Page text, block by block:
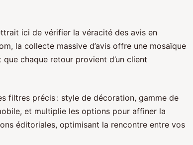
ici de vérifier la véracité des avis en
la collecte massive d’avis offre une mosaïque
que chaque retour provient d’un client
filtres précis : style de décoration, gamme de
et multiplie les options pour affiner la
éditoriales, optimisant la rencontre entre vos